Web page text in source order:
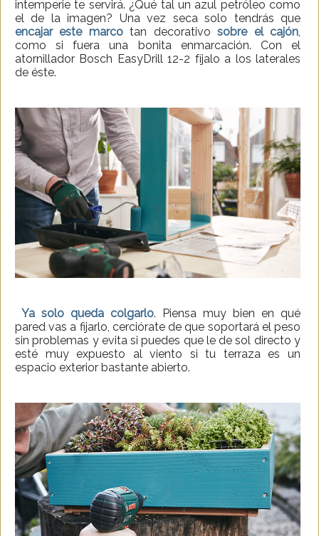
intemperie te servirá. ¿Qué tal un azul petróleo como
el de la imagen? Una vez seca solo tendrás que
encajar este marcotan decorativosobre el cajón,
como si fuera una bonita enmarcación. Con el
atornillador Bosch EasyDrill 12-2 fíjalo a los laterales
de éste.
Ya solo queda colgarlo. Piensa muy bien en qué
pared vas a fijarlo, cerciórate de que soportará el peso
sin problemas y evita si puedes que le de sol directo y
esté muy expuesto al viento si tu terraza es un
espacio exterior bastante abierto.